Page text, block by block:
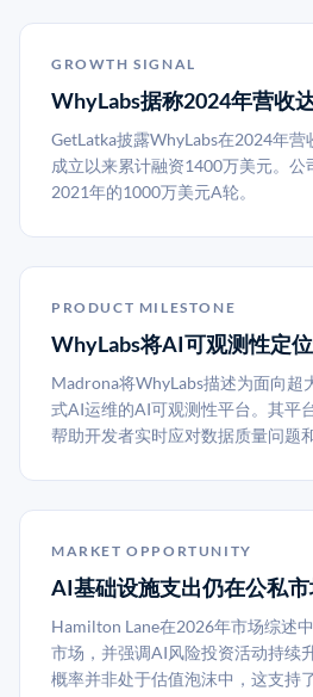
GROWTH SIGNAL
WhyLabs据称2024年营收
GetLatka披露WhyLabs在2024年
成立以来累计融资1400万美元。公
2021年的1000万美元A轮。
PRODUCT MILESTONE
WhyLabs将AI可观测性定
Madrona将WhyLabs描述为面向超
式AI运维的AI可观测性平台。其平
帮助开发者实时应对数据质量问题
MARKET OPPORTUNITY
AI基础设施支出仍在公私
Hamilton Lane在2026年市场综述
市场，并强调AI风险投资活动持续
概率并非处于估值泡沫中，这支持